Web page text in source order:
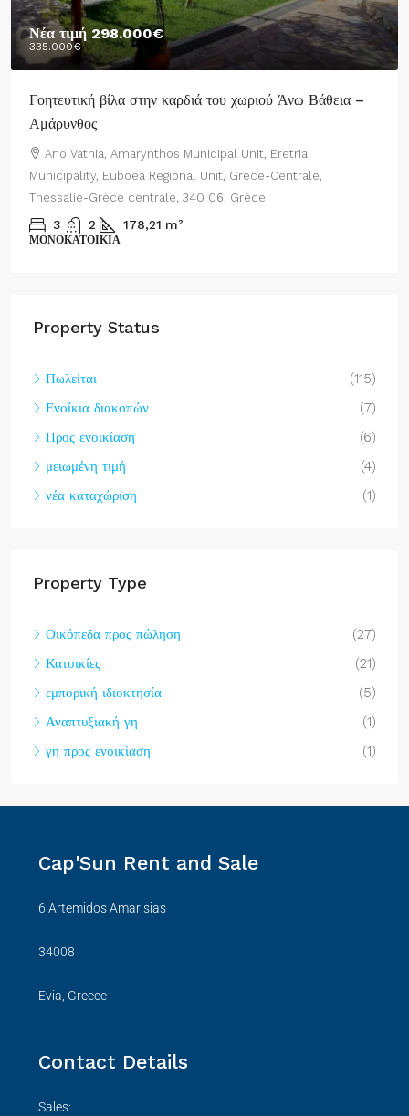
Νέα τιμή 298.000€
335.000€
Γοητευτική βίλα στην καρδιά του χωριού Άνω Βάθεια –
Αμάρυνθος
Ano Vathia, Amarynthos Municipal Unit, Eretria
Municipality, Euboea Regional Unit, Grèce-Centrale,
Thessalie-Grèce centrale, 340 06, Grèce
3 2 178,21 m²
ΜΟΝΟΚΑΤΟΙΚΊΑ
Property Status
Πωλείται
(115)
Ενοίκια διακοπών
(7)
Προς ενοικίαση
(6)
μειωμένη τιμή
(4)
νέα καταχώριση
(1)
Property Type
Οικόπεδα προς πώληση
(27)
Κατοικίες
(21)
εμπορική ιδιοκτησία
(5)
Αναπτυξιακή γη
(1)
γη προς ενοικίαση
(1)
Cap'Sun Rent and Sale
6 Artemidos Amarisias
34008
Evia, Greece
Contact Details
Sales: